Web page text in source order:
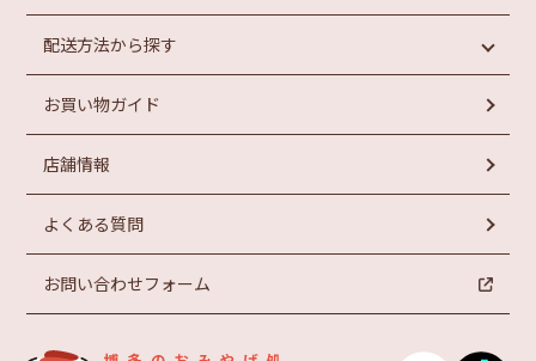
惣菜・パン
ラーメン
1,000円未満
2,000円以上
4,000
配送方法から探す
常温商品
冷凍商品
お買い物ガイド
店舗情報
よくある質問
お問い合わせフォーム